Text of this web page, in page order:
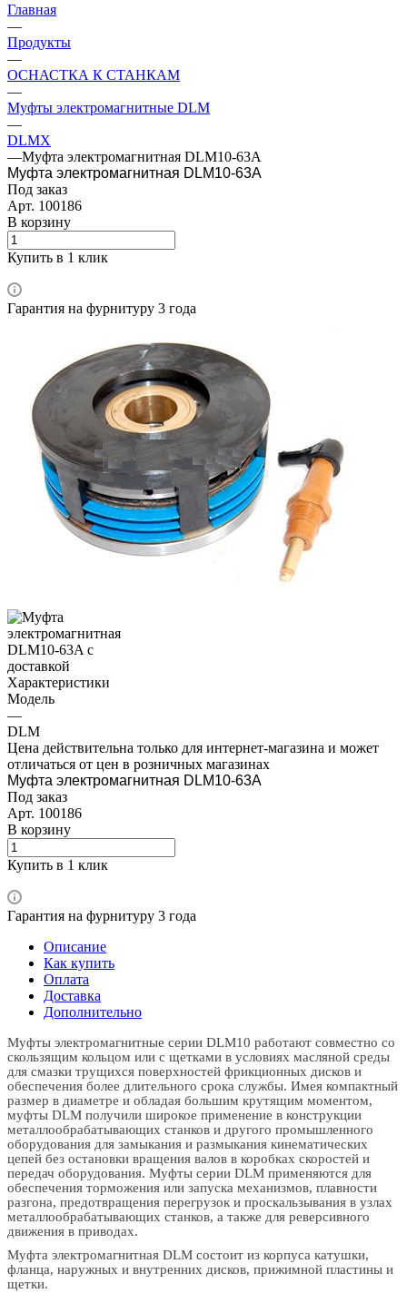
Главная
—
Продукты
—
ОСНАСТКА К СТАНКАМ
—
Муфты электромагнитные DLM
—
DLMX
—Муфта электромагнитная DLM10-63A
Муфта электромагнитная DLM10-63A
Под заказ
Арт. 100186
В корзину
Купить в 1 клик
Гарантия на фурнитуру 3 года
Характеристики
Модель
—
DLM
Цена действительна только для интернет-магазина и может
отличаться от цен в розничных магазинах
Муфта электромагнитная DLM10-63A
Под заказ
Арт. 100186
В корзину
Купить в 1 клик
Гарантия на фурнитуру 3 года
Описание
Как купить
Оплата
Доставка
Дополнительно
Муфты электромагнитные серии DLM10 работают совместно со
скользящим кольцом или с щетками в условиях масляной среды
для смазки трущихся поверхностей фрикционных дисков и
обеспечения более длительного срока службы. Имея компактный
размер в диаметре и обладая большим крутящим моментом,
муфты DLM получили широкое применение в конструкции
металлообрабатывающих станков и другого промышленного
оборудования для замыкания и размыкания кинематических
цепей без остановки вращения валов в коробках скоростей и
передач оборудования. Муфты серии DLM применяются для
обеспечения торможения или запуска механизмов, плавности
разгона, предотвращения перегрузок и проскальзывания в узлах
металлообрабатывающих станков, а также для реверсивного
движения в приводах.
Муфта электромагнитная DLM состоит из корпуса катушки,
фланца, наружных и внутренних дисков, прижимной пластины и
щетки.